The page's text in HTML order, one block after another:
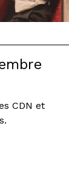
CDN et